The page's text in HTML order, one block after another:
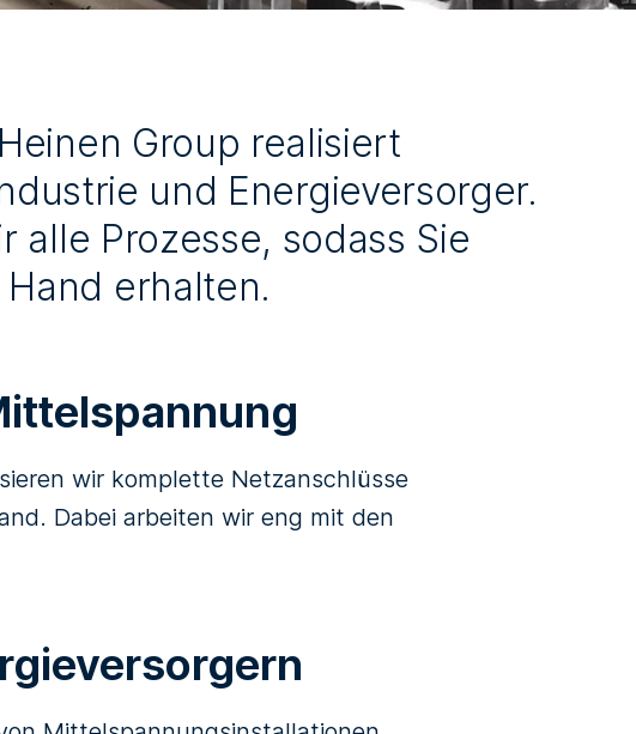
Group realisiert
und Energieversorger.
Prozesse, sodass Sie
erhalten.
wir komplette Netzanschlüsse
Dabei arbeiten wir eng mit den